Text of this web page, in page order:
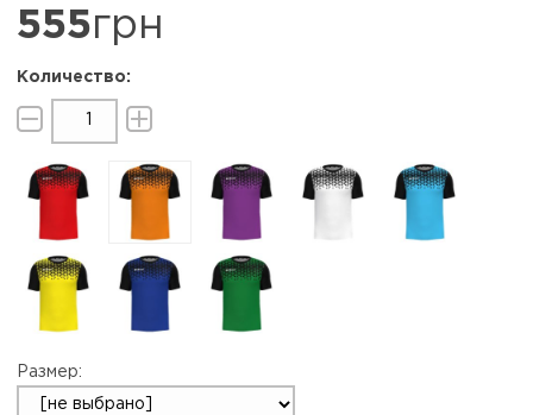
555грн
Размер: